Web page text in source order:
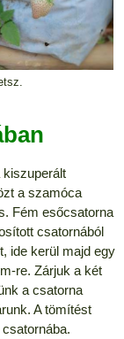
kiszuperált
a szamóca
Fém esőcsatorna
csatornából
ide kerül majd egy
re. Zárjuk a két
a csatorna
A tömítést